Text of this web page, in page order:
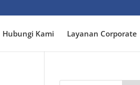
Hubungi Kami Layanan Corporate